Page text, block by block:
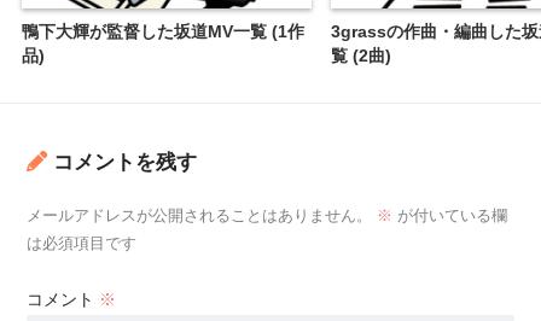
鴨下大輝が監督した坂道MV一覧 (1作
品)
3grassの作曲・編曲した
覧 (2曲)
コメントを残す
メールアドレスが公開されることはありません。 ※ が付いている欄
は必須項目です
コメント ※